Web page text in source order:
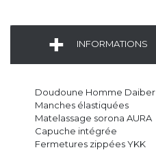
INFORMATIONS
Doudoune Homme Daiber
Manches élastiquées
Matelassage sorona AURA
Capuche intégrée
Fermetures zippées YKK